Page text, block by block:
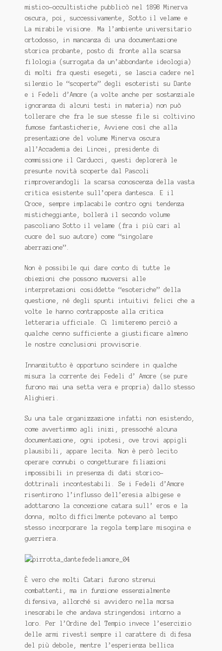
mistico-occultistiche pubblicò nel 1898
Minerva
oscura , poi, successivamente, Sotto il velame e
La mirabile visione . Ma l’ambiente universitario
ortodosso, in mancanza di una documentazione
storica probante, posto di fronte alla scarsa
filologia (surrogata da un’abbondante ideologia)
di molti fra questi esegeti, se lascia cadere nel
silenzio le “scoperte” degli esoteristi su Dante
e i Fedeli d’Amore (a volte anche per sostanziale
ignoranza di alcuni testi in materia) non può
tollerare che fra le sue stesse file si coltivino
fumose fantasticherie, Avviene così che alla
presentazione del volume
Minerva oscura
all’Accademia dei Lincei, presidente di
commissione il Carducci, questi deplorerà le
presunte novità scoperte dal Pascoli
rimproverandogli la scarsa conoscenza della vasta
critica esistente sull’opera dantesca. E il
Croce, sempre implacabile contro ogni tendenza
misticheggiante, bollerà il secondo volume
pascoliano Sotto il velame (fra i più cari al
cuore del suo autore) come “singolare
aberrazione”.
Non è possibile qui dare conto di tutte le
obiezioni che possono muoversi alle
interpretazioni cosiddette “esoteriche” della
questione, né degli spunti intuitivi felici che a
volte le hanno contrapposte alla critica
letteraria ufficiale. Ci limiteremo perciò a
qualche cenno sufficiente a giustificare almeno
le nostre conclusioni provvisorie.
Innanzitutto è opportuno scindere in qualche
misura la corrente dei Fedeli d’ Amore (se pure
furono mai una setta vera e propria) dallo stesso
Alighieri.
Su una tale organizzazione infatti non esistendo,
come avvertimmo agli inizi, pressoché alcuna
documentazione, ogni ipotesi, ove trovi appigli
plausibili, appare lecita. Non è però lecito
operare connubi o congetturare filiazioni
impossibili in presenza di dati storico-
dottrinali incontestabili. Se i Fedeli d’Amore
risentirono l’influsso dell’eresia albigese e
adottarono la concezione catara sull’ eros e la
donna, molto difficilmente potevano al tempo
stesso incorporare la regola templare misogina e
guerriera.
È vero che molti Catari furono strenui
combattenti, ma in funzione essenzialmente
difensiva, allorché si avvidero nella morsa
inesorabile che andava stringendosi intorno a
loro. Per l’Ordine del Tempio invece l’esercizio
delle armi rivestì sempre il carattere di difesa
del più debole, mentre l’esperienza bellica